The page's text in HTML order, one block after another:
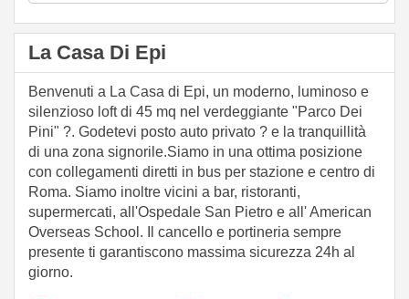
La Casa Di Epi
Benvenuti a La Casa di Epi, un moderno, luminoso e
silenzioso loft di 45 mq nel verdeggiante "Parco Dei
Pini" ?. Godetevi posto auto privato ? e la tranquillità
di una zona signorile.Siamo in una ottima posizione
con collegamenti diretti in bus per stazione e centro di
Roma. Siamo inoltre vicini a bar, ristoranti,
supermercati, all'Ospedale San Pietro e all' American
Overseas School. Il cancello e portineria sempre
presente ti garantiscono massima sicurezza 24h al
giorno.